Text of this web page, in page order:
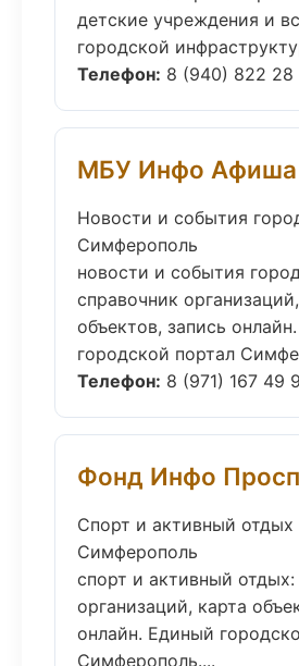
детские учреждения и
городской
Телефон: 8 (940) 822 28
МБУ Инфо Афиша
Новости и события
Симферополь
новости и события
справочник
объектов, запись
городской портал
Телефон: 8 (971) 167 49
Фонд Инфо
Спорт и активный отдых
Симферополь
спорт и активный отдых:
организаций, карта
онлайн. Единый
Симферополь....